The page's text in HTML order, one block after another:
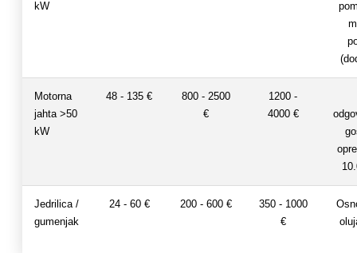
kW
Motorna
jahta >50
kW
48 - 135 €
800 - 2500
€
1200 -
4000 €
Jedrilica /
gumenjak
24 - 60 € 200 - 600 €
350 - 1000
€